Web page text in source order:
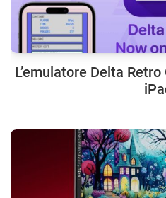
L’emulatore Delta